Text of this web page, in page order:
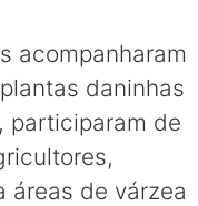
acompanharam
daninhas
participaram de
áreas de várzea